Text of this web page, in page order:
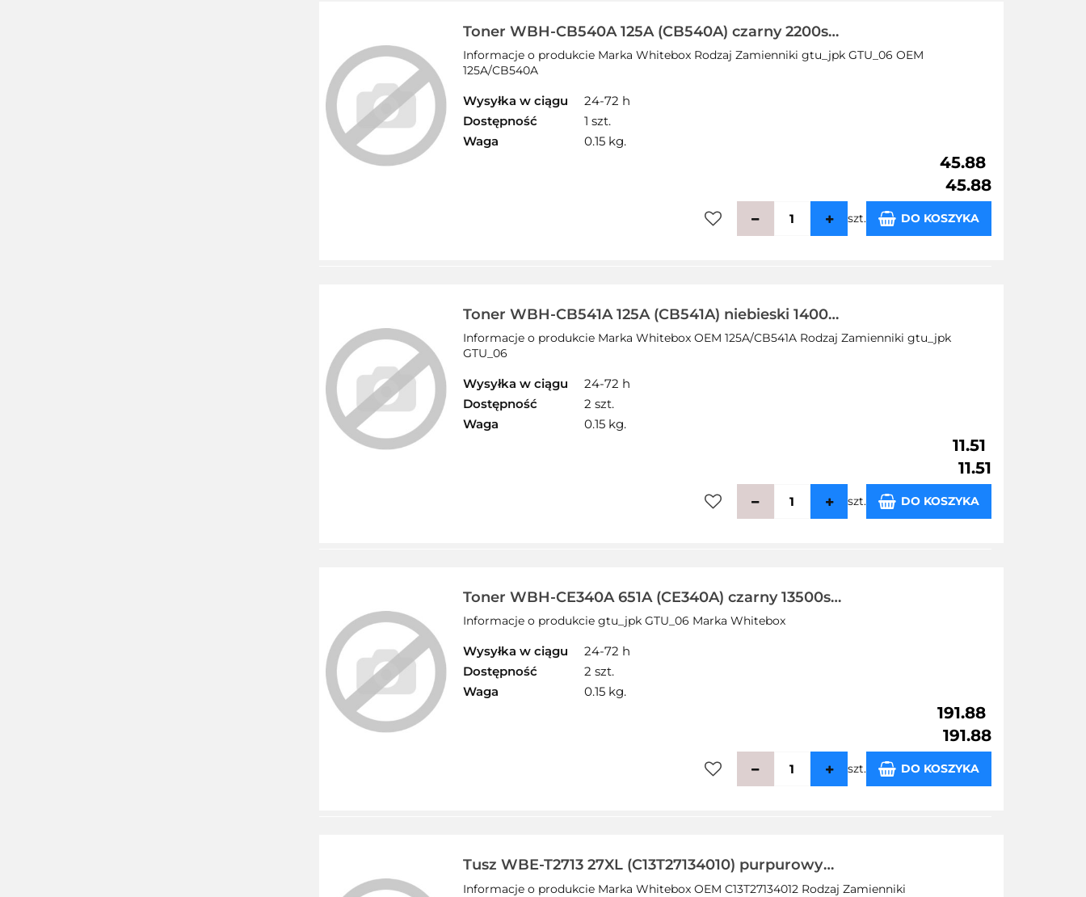
Toner WBH-CB540A 125A (CB540A) czarny 2200str
WHITEBOX zamiennik HP SALE
Informacje o produkcie Marka Whitebox Rodzaj Zamienniki gtu_jpk GTU_06 OEM
125A/CB540A
Wysyłka w ciągu
24-72 h
Dostępność
1 szt.
Waga
0.15 kg.
45.88
45.88
szt. DO KOSZYKA
Toner WBH-CB541A 125A (CB541A) niebieski 1400
WHITEBOX zamiennik HP SALE
Informacje o produkcie Marka Whitebox OEM 125A/CB541A Rodzaj Zamienniki gtu_jpk
GTU_06
Wysyłka w ciągu
24-72 h
Dostępność
2 szt.
Waga
0.15 kg.
11.51
11.51
szt. DO KOSZYKA
Toner WBH-CE340A 651A (CE340A) czarny 13500str
WHITEBOX zamiennik HP SALE
Informacje o produkcie gtu_jpk GTU_06 Marka Whitebox
Wysyłka w ciągu
24-72 h
Dostępność
2 szt.
Waga
0.15 kg.
191.88
191.88
szt. DO KOSZYKA
Tusz WBE-T2713 27XL (C13T27134010) purpurowy
17ml WHITEBOX zamiennik EPSON SALE
Informacje o produkcie Marka Whitebox OEM C13T27134012 Rodzaj Zamienniki